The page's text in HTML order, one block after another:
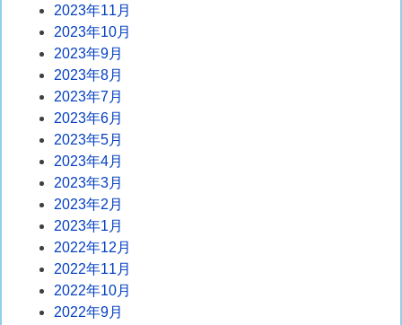
2023年11月
2023年10月
2023年9月
2023年8月
2023年7月
2023年6月
2023年5月
2023年4月
2023年3月
2023年2月
2023年1月
2022年12月
2022年11月
2022年10月
2022年9月